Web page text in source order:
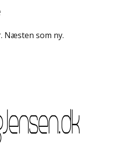
Næsten som ny.